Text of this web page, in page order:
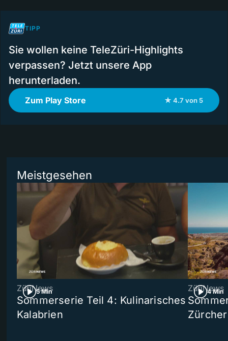
TIPP
Sie wollen keine TeleZüri-Highlights
verpassen? Jetzt unsere App
herunterladen.
Zum Play Store ★ 4.7 von 5
Meistgesehen
5 Min
ZüriNews
Sommerserie Teil 4: Kulinarisches
Kalabrien
4 Min
ZüriNews